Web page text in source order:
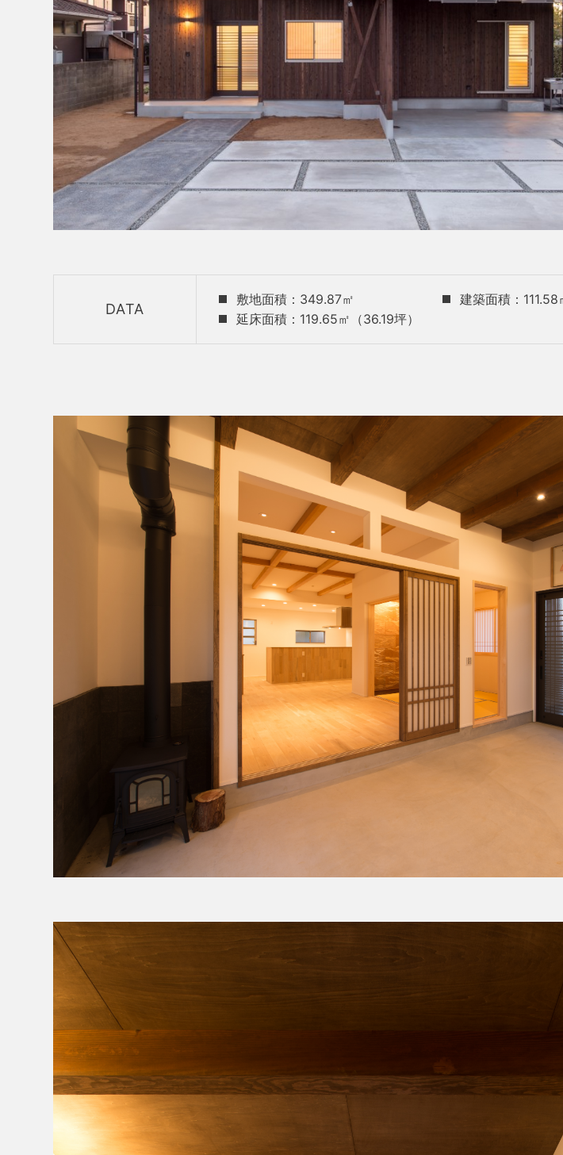
DATA
敷地面積：349.87㎡
建築面積：111.58
延床面積：119.65㎡（36.19坪）